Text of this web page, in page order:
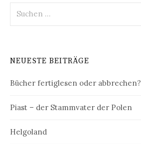
nach:
NEUESTE BEITRÄGE
Bücher fertiglesen oder abbrechen?
Piast – der Stammvater der Polen
Helgoland